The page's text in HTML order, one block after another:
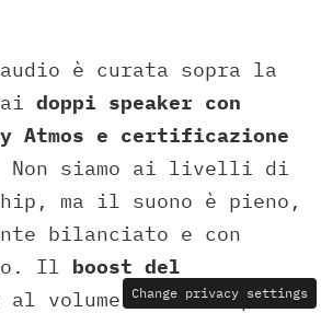
audio è curata sopra la
doppi speaker con
Atmos e certificazione
Non siamo ai livelli di
ma il suono è pieno,
bilanciato e con
Il boost del
volume standard porta
Change privacy settings